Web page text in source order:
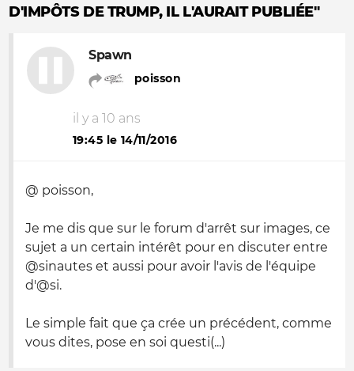
D'IMPÔTS DE TRUMP, IL L'AURAIT PUBLIÉE"
Spawn
poisson
il y a 10 ans
19:45 le 14/11/2016
@ poisson,
Je me dis que sur le forum d'arrêt sur images, ce
sujet a un certain intérêt pour en discuter entre
@sinautes et aussi pour avoir l'avis de l'équipe
d'@si.
Le simple fait que ça crée un précédent, comme
vous dites, pose en soi questi(...)